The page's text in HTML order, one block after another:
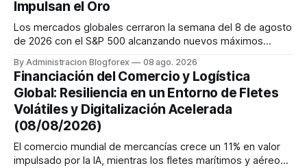
Impulsan el Oro
Los mercados globales cerraron la semana del 8 de agosto
de 2026 con el S&P 500 alcanzando nuevos máximos
renta fija vio una caída en los rendimientos del Tesoro de
EE. UU. tras un informe de empleo más débil. El petróleo se
mantuvo al ...
By Administracion Blogforex 08 ago. 2026
Financiación del Comercio y Logística
Global: Resiliencia en un Entorno de Fletes
Volátiles y Digitalización Acelerada
(08/08/2026)
El comercio mundial de mercancías crece un 11% en valor
impulsado por la IA, mientras los fletes marítimos y aéreos